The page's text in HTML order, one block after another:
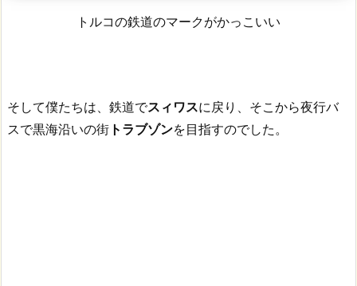
トルコの鉄道のマークがかっこいい
そして僕たちは、鉄道でスィワスに戻り、そこから夜行バ
スで黒海沿いの街 トラブゾンを目指すのでした。